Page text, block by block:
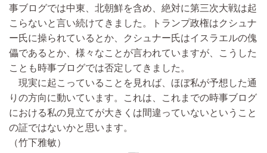
事ブログでは中東、北朝鮮を含め、絶対に第三次大戦は起
こらないと言い続けてきました。トランプ政権はクシュナ
ー氏に操られているとか、クシュナー氏はイスラエルの傀
儡であるとか、様々なことが言われていますが、こうした
ことも時事ブログでは否定してきました。
現実に起こっていることを見れば、ほぼ私が予想した通
りの方向に動いています。これは、これまでの時事ブログ
における私の見立てが大きくは間違っていないということ
の証ではないかと思います。
（竹下雅敏）